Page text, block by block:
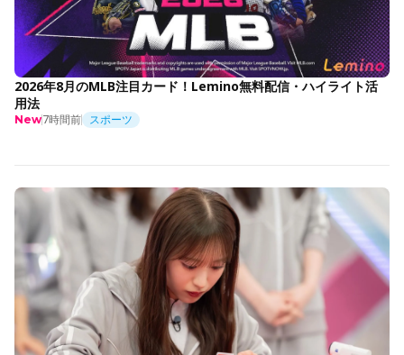
2026年8月のMLB注目カード！Lemino無料配信・ハイライト活
用法
New7時間前 スポーツ